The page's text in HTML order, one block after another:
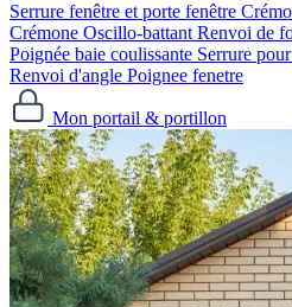
Serrure fenêtre et porte fenêtre
Crémone Oscillo-battant Renvoi de
Poignée baie coulissante Serrure
Renvoi d'angle Poignee fenetre
Mon portail & portillon